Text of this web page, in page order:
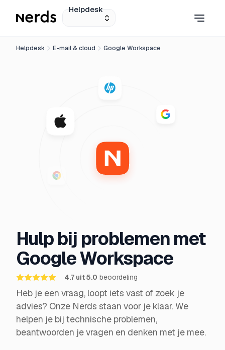
Helpdesk
Helpdesk E-mail & cloud Google Workspace
Hulp bij problemen met
Google Workspace
4.7 uit 5.0 beoordeling
Heb je een vraag, loopt iets vast of zoek je
advies? Onze Nerds staan voor je klaar. We
helpen je bij technische problemen,
beantwoorden je vragen en denken met je mee.